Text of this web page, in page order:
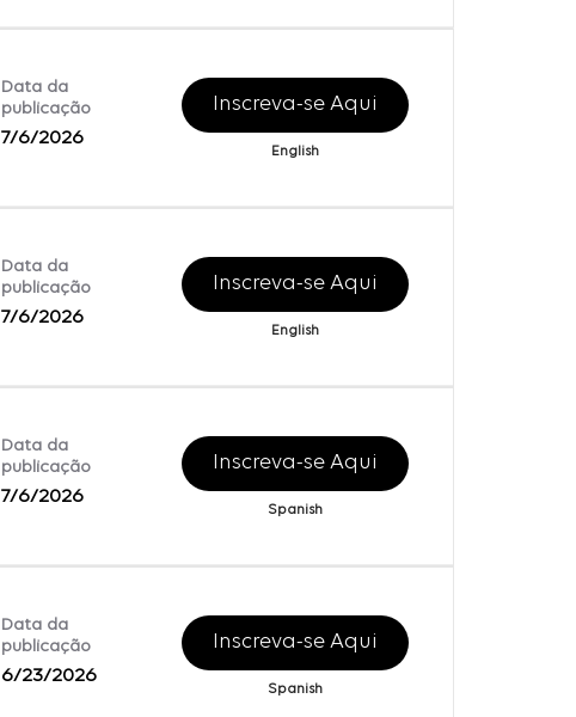
Data da
publicação
7/6/2026
Inscreva-se Aqui
English
Data da
publicação
7/6/2026
Inscreva-se Aqui
English
Data da
publicação
7/6/2026
Inscreva-se Aqui
Spanish
Data da
publicação
6/23/2026
Inscreva-se Aqui
Spanish